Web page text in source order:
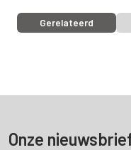
Gerelateerd
Onze